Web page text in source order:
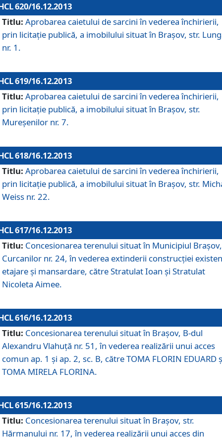
620/16.12.2013
Titlu: Aprobarea caietului de sarcini în vederea închirierii,
prin licitaţie publică, a imobilului situat în Braşov, str.
nr. 1.
619/16.12.2013
Titlu: Aprobarea caietului de sarcini în vederea închirierii,
prin licitaţie publică, a imobilului situat în Braşov, str.
Mureşenilor nr. 7.
618/16.12.2013
Titlu: Aprobarea caietului de sarcini în vederea închirierii,
prin licitaţie publică, a imobilului situat în Braşov, str.
Weiss nr. 22.
617/16.12.2013
Titlu: Concesionarea terenului situat în Municipiul
Curcanilor nr. 24, în vederea extinderii construcţiei
etajare şi mansardare, către Stratulat Ioan şi Stratulat
Nicoleta Aimee.
616/16.12.2013
Titlu: Concesionarea terenului situat în Braşov, B-dul
Alexandru Vlahuţă nr. 51, în vederea realizării unui acces
comun ap. 1 şi ap. 2, sc. B, către TOMA FLORIN EDUARD
TOMA MIRELA FLORINA.
615/16.12.2013
Titlu: Concesionarea terenului situat în Braşov, str.
Hărmanului nr. 17, în vederea realizării unui acces din